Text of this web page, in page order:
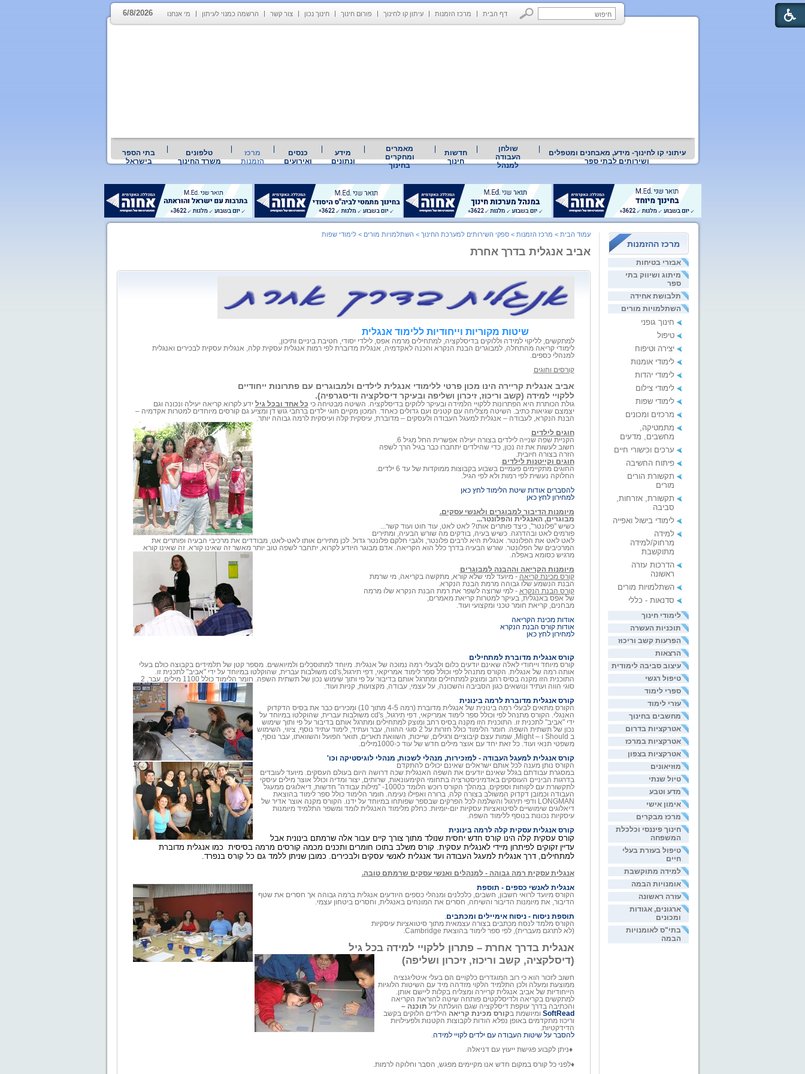
דף הבית מרכז הזמנות עיתון קו לחינוך פורום חינוך חינוך נכון צור קשר הרשמה כמנוי לעיתון מי אנחנו 6/8/2026
עיתוני קו לחינוך- מידע, מאבחנים ומטפלים
ושירותים לבתי ספר
שולחן
העבודה
למנהל
חדשות
חינוך
מאמרים
ומחקרים
בחינוך
מידע
ונתונים
כנסים
ואירועים
מרכז
הזמנות
טלפונים
משרד החינוך
בתי הספר
בישראל
מרכז ההזמנות
אבזרי בטיחות
מיתוג ושיווק בתי
ספר
תלבושת אחידה
השתלמויות מורים
חינוך גופני
טיפול
יצירה וטיפוח
לימודי אומנות
לימודי יהדות
לימודי צילום
לימודי שפות
מרכזים ומכונים
מתמטיקה,
מחשבים, מדעים
ערכים וכישורי חיים
פיתוח החשיבה
תקשורת הורים
מורים
תקשורת, אזרחות,
סביבה
לימודי בישול ואפייה
למידה
מרחוק/למידה
מתוקשבת
הדרכות עזרה
ראשונה
השתלמויות מורים
סדנאות - כללי
לימודי חינוך
תוכניות העשרה
הפרעות קשב וריכוז
הרצאות
עיצוב סביבה לימודית
טיפול רגשי
ספרי לימוד
עזרי לימוד
מחשבים בחינוך
אטרקציות בדרום
אטרקציות במרכז
אטרקציות בצפון
מוזיאונים
טיול שנתי
מדע וטבע
אימון אישי
מרכז מבקרים
חינוך פיננסי וכלכלת
המשפחה
טיפול בעזרת בעלי
חיים
למידה מתוקשבת
אומנויות הבמה
עזרה ראשונה
ארגונים, אגודות
ומכונים
בתי"ס לאומנויות
הבמה
עמוד הבית > מרכז הזמנות > ספקי השירותים למערכת החינוך > השתלמויות מורים > לימודי שפות
אביב אנגלית בדרך אחרת
שיטות מקוריות וייחודיות ללימוד אנגלית
למתקשים, לליקוי למידה וללוקים בדיסלקציה, למתחילים מרמה אפס, לילדי יסודי, חטיבת ביניים ותיכון,
לימודי קריאה מהתחלה, למבוגרים הבנת הנקרא והכנה לאקדמיה, אנגלית מדוברת לפי רמות אנגלית עסקית קלה, אנגלית עסקית לבכירים ואנגלית
למנהלי כספים.
קורסים וחוגים
אביב אנגלית קריירה הינו מכון פרטי ללימודי אנגלית לילדים ולמבוגרים עם פתרונות ייחודיים
ללקויי למידה (קשב וריכוז, זיכרון ושליפה ובעיקר דיסלקציה ודיסגרפיה).
גולת הכותרת היא הפתרונות ללקויי הלמידה ובעיקר ללוקים בדיסלקציה. השיטה מבטיחה כי כל אחד ובכל גיל ידע לקרוא קריאה יעילה ונכונה וגם
יצמצם שגיאות כתיב. השיטה מצליחה עם קטנים ועם גדולים כאחד. המכון מקיים חוגי ילדים ברחבי גוש דן ומציע גם קורסים מיוחדים למטרות אקדמיה –
הבנת הנקרא, לעבודה – אנגלית למעגל העבודה ולעסקים – מדוברת, עיסקית קלה ועיסקית לרמה גבוהה יותר.
חוגים לילדים
הקניית שפה שנייה לילדים בצורה יעילה אפשרית החל מגיל 6.
חשוב לעשות את זה נכון, כדי שהילדים יתחברו כבר בגיל הרך לשפה
הזרה בצורה חיובית.
חוגים וקייטנות לילדים
החוגים מתקיימים פעמיים בשבוע בקבוצות ממוקדות של עד 6 ילדים.
החלוקה נעשית לפי רמות ולא לפי הגיל.
להסברים אודות שיטת הלימוד לחץ כאן
למחירון לחץ כאן
מיומנות הדיבור למבוגרים ולאנשי עסקים.
מבוגרים, האנגלית והפלונטר...
כשיש "פלונטר", כיצד פותרים אותו? לאט לאט, עוד חוט ועוד קשר...
פורמים לאט ובהדרגה. כשיש בעיה, בודקים מה שורש הבעיה, ומתירים
לאט לאט את הפלונטר. אנגלית היא לרבים פלונטר, ולגבי חלקם פלונטר גדול. לכן מתירים אותו לאט-לאט, מבודדים את מרכיבי הבעיה ופותרים את
המרכיבים של הפלונטר. שורש הבעיה בדרך כלל הוא הקריאה. אדם מבוגר היודע לקרוא, יתחבר לשפה טוב יותר מאשר זה שאינו קורא. זה שאינו קורא
מרגיש כסומא באפלה.
מיומנות הקריאה וההבנה למבוגרים
קורס מכינת קריאה - מיועד למי שלא קורא, מתקשה בקריאה, מי שרמת
הבנת הנשמע שלו גבוהה מרמת הבנת הנקרא.
קורס הבנת הנקרא - למי שרוצה לשפר את רמת הבנת הנקרא שלו מרמה
של אפס באנגלית, בעיקר למטרות קריאת מאמרים,
מבחנים, קריאת חומר טכני ומקצועי ועוד.
אודות מכינת הקריאה
אודות קורס הבנת הנקרא
למחירון לחץ כאן
קורס אנגלית מדוברת למתחילים
קורס מיוחד וייחודי לאלה שאינם יודעים כלום ולבעלי רמה נמוכה של אנגלית. מיוחד למתוסכלים ולמיואשים. מספר קטן של תלמידים בקבוצה כולם בעלי
אותה רמה של אנגלית. הקורס מתנהל לפי וכולל ספר לימוד אמריקאי, דפי תירגול,cd's משולבות עברית, שהוקלטו במיוחד על ידי "אביב" לתכנית זו.
התוכנית הזו מקנה בסיס רחב ומוצק למתחילים ומתרגל אותם בדיבור על פי ותוך שימוש נכון של תשתית השפה. חומר הלימוד כולל 1100 מילים, עבר, 2
סוגי הווה ועתיד ונושאים כגון הסביבה והשכונה, על עצמי, עבודה, מקצועות, קניות ועוד.
קורס אנגלית מדוברת לרמה בינונית
הקורס מתאים לבעלי רמה בינונית של אנגלית מדוברת (רמה 4-5 מתוך 10) ומכירים כבר את בסיס הדקדוק
האנגלי. הקורס מתנהל לפי וכולל ספר לימוד אמריקאי, דפי תירגול, cd's משולבות עברית, שהוקלטו במיוחד על
ידי "אביב" לתכנית זו. התוכנית הזו מקנה בסיס רחב ומוצק למתחילים ומתרגל אותם בדיבור על פי ותוך שימוש
נכון של תשתית השפה. חומר הלימוד כולל חזרות על 2 סוגי ההווה, עבר ועתיד, לימוד עתיד נוסף, ציווי, השימוש
ב Should ו – Might, שמות עצם קיבוציים ורגילים, שייכות, השוואת תארים, תואר הפועל והשוואתו, עבר נוסף,
משפטי תנאי ועוד. כל זאת יחד עם אוצר מילים חדש של עוד כ-1000מילים.
קורס אנגלית למעגל העבודה - למזכירות, מנהלי לשכות, מנהלי לוגיסטיקה וכו'
הקורס נותן מענה לכל אותם ישראלים שאינם יכולים להתקדם
במסגרת עבודתם בגלל שאינם יודעים את השפה האנגלית שכה דרושה היום בעולם העסקים. מיועד לעובדים
בדרגות הביניים העוסקים באדמיניסטרציה בתחומי הקימעונאות, שרותים, יצור ומדיה וכולל אוצר מילים עיסקי
לתקשורת עם לקוחות וספקים. במהלך הקורס רוכש הלומד כ1000- "מילות עבודה" חדשות, דיאלוגים ממעגל
העבודה וכמובן דקדוק המשולב בצורה קלה, ברורה ואפילו נעימה. חומר הלימוד כולל ספר לימוד בהוצאת
LONGMAN ודפי תירגול והשלמה לכל הפרקים שבספר שפותחו במיוחד על ידנו. הקורס מקנה אוצר אדיר של
דיאלוגים שימושיים לסיטואציות עסקיות יום-יומיות. כחלק מלימוד האנגלית לומד ומשפר התלמיד מיומנות
עיסקיות נכונות בנוסף ללימוד השפה.
קורס אנגלית עסקית קלה לרמה בינונית
קורס עסקית קלה הינו קורס חדש יחסית שנולד מתוך צורך קיים עבור אלה שרמתם בינונית אבל
עדיין זקוקים לפיתרון מיידי לאנגלית עסקית. קורס משלב בתוכו חומרים ותכנים מכמה קורסים מרמה בסיסית כמו אנגלית מדוברת
למתחילים, דרך אנגלית למעגל העבודה ועד אנגלית לאנשי עסקים ולבכירים. כמובן שניתן ללמד גם כל קורס בנפרד.
אנגלית עסקית רמה גבוהה - למנהלים ואנשי עסקים שרמתם טובה.
אנגלית לאנשי כספים - תוספת
הקורס מיועד לרואי חשבון, חשבים, כלכלנים ומנהלי כספים היודעים אנגלית ברמה גבוהה אך חסרים את שטף
הדיבור, את מיומנות הדיבור והשיחה, חסרים את המונחים באנגלית, וחסרים ביטחון עצמי.
תוספת ניסוח - ניסוח אימיילים ומכתבים
הקורס מלמד לנסח מכתבים בצורה עצמאית מתוך סיטואציות עיסקיות
(לא לתרגם מעברית), לפי ספר לימוד בהוצאת Cambridge.
אנגלית בדרך אחרת – פתרון ללקויי למידה בכל גיל
(דיסלקציה, קשב וריכוז, זיכרון ושליפה)
חשוב לזכור הוא כי רוב המוגדרים כלקויים הם בעלי איטליגנציה
ממוצעת ומעלה ולכן התלמיד הלקוי מזדהה מיד עם השיטות הלוגיות
הייחודיות של אביב אנגלית קריירה ומצליח בקלות ליישם אותן.
למתקשים בקריאה ולדיסלקטים פותחה שיטה להוראת הקריאה
והכתיבה בדרך עוקפת דיסלקציה שגם הועלתה על תוכנה –
SoftRead ומיושמת בקורס מכינת קריאה הילדים הלוקים בקשב
וריכוז מתקדמים באופן נפלא הודות לקבוצות הקטנות ולפעילויות
הדידקטיות.
להסבר על שיטות העבודה עם ילדים לקויי למידה
♦ניתן לקבוע פגישת ייעוץ עם דניאלה.
♦לפני כל קורס במקום חדש אנו מקיימים מפגש, הסבר וחלוקה לרמות.